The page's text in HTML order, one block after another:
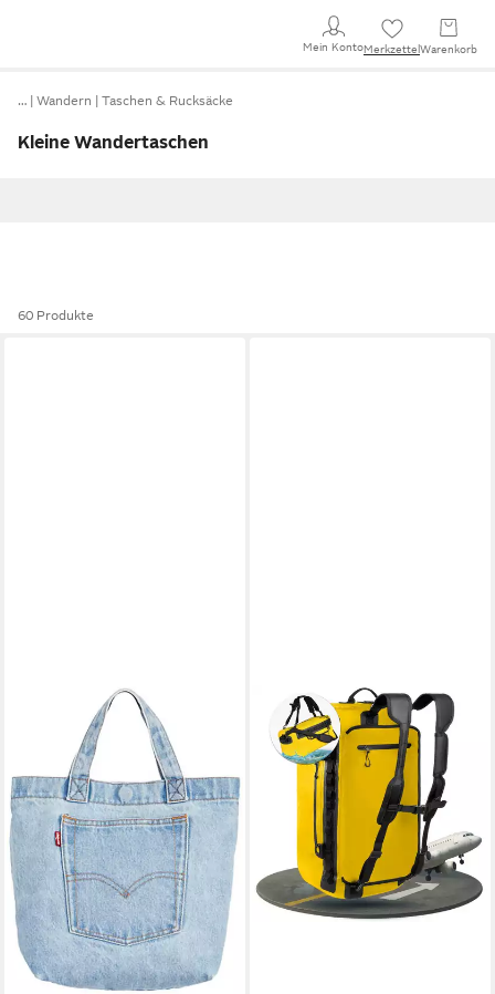
Mein KontoMerkzettel Warenkorb
… Wandern Taschen & Rucksäcke
Kleine Wandertaschen
60 Produkte